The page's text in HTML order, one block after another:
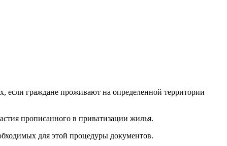
если граждане проживают на определенной территории
прописанного в приватизации жилья.
для этой процедуры документов.